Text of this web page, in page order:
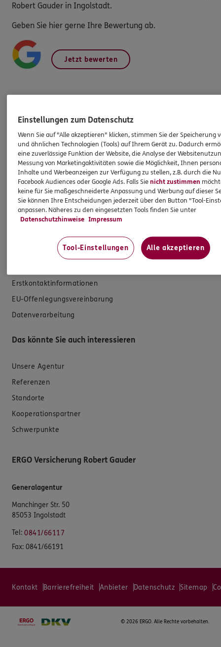
Robert Gauder in Ingolstadt.
Geben Sie hier gerne Ihre Bewertung ab.
Jetzt bewerten
Zahnversicherungen
Kfz-Versicherung
Krankenversicherung
Versicherungen für den privaten Bedarf
Versicherungen für Geschäftskunden
E-Mail schreiben
Erstkontaktinformationen
EU-Offenlegungsvereinbarung
Datenverarbeitung
Das könnte Sie auch interessieren
Unsere Agentur
Referenzen
Standorte
Kooperationspartner
Schwerpunkte
ERGO Versicherung Robert Gauder
Generalagentur
Manchinger Str. 50
85053 Ingolstadt
Tel: 0841/66117
Fax: 0841/66191
Kontakt Barrierefreiheit Anbieter Datenschutz Sitemap
© 2026 ERGO. Alle Rechte vorbehalten.
Einstellungen zum Datenschutz
Wenn Sie auf "Alle akzeptieren" klicken, stimmen Sie der Speicherung
und ähnlichen Technologien (Tools) auf Ihrem Gerät zu. Dadurch
eine zuverlässige Funktion der Website, die Analyse der
Messung von Marketingaktivitäten sowie die Möglichkeit, Ihnen
Inhalte und Werbeanzeigen zur Verfügung zu stellen, z.B. durch die
Facebook Audiences oder Google Ads. Falls Sienicht zustimmen
keine für Sie maßgeschneiderte Anpassung und Werbung auf dieser
Sie können Ihre Entscheidungen jederzeit über den Button "Tool-
anpassen. Näheres zu den eingesetzten Tools finden Sie unter
Datenschutzhinweise Impressum
Tool-Einstellungen Alle akzeptieren